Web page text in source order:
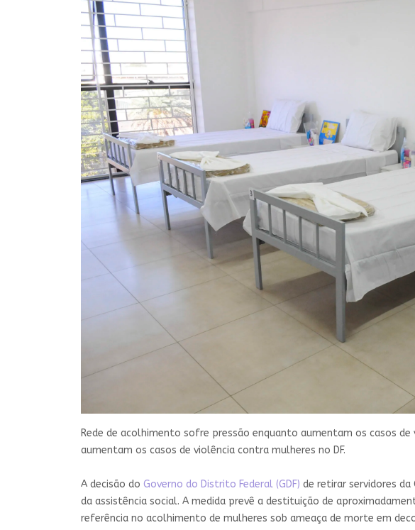
Rede de acolhimento sofre pressão enquanto aumentam os casos de
aumentam os casos de violência contra mulheres no DF.
A decisão do Governo do Distrito Federal (GDF) de retirar servidores
da assistência social. A medida prevê a destituição de
referência no acolhimento de mulheres sob ameaça de morte em